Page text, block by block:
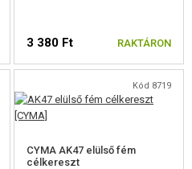
3 380 Ft RAKTÁRON
Kód 8719
CYMA AK47 elülső fém
célkereszt